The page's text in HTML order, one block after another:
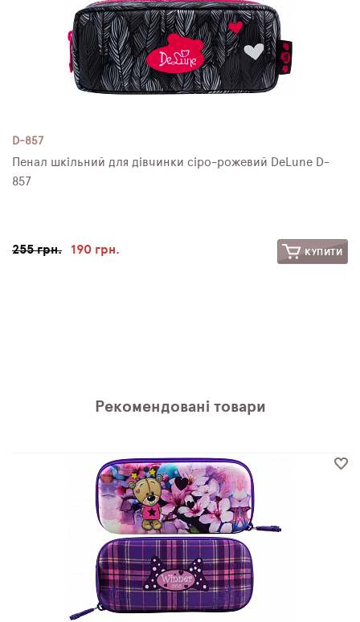
D-857
Пенал шкільний для дівчинки сіро-рожевий DeLune D-
857
255 грн. 190 грн. КУПИТИ
Рекомендовані товари